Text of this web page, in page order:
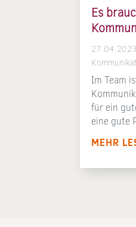
Es
27.04.2023
Im Team
für ein
eine gute
MEHR